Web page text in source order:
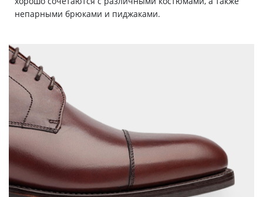
непарными брюками и пиджаками.